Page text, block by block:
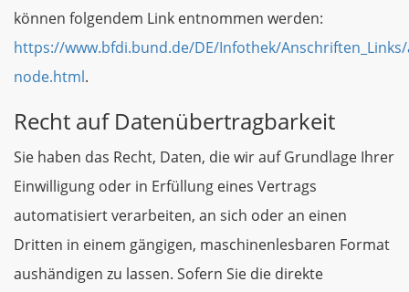
können folgendem Link entnommen werden:
https://www.bfdi.bund.de/DE/Infothek/
node.html.
Recht auf Datenübertragbarkeit
Sie haben das Recht, Daten, die wir auf Grundlage Ihrer
Einwilligung oder in Erfüllung eines Vertrags
automatisiert verarbeiten, an sich oder an einen
Dritten in einem gängigen, maschinenlesbaren Format
aushändigen zu lassen. Sofern Sie die direkte